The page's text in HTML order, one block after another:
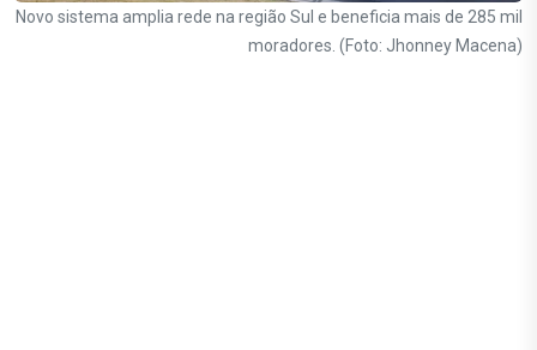
Novo sistema amplia rede na região Sul e beneficia mais de 285 mil
moradores. (Foto: Jhonney Macena)